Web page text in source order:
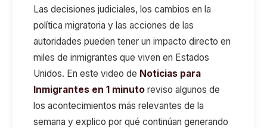
Las decisiones judiciales, los cambios en la
política migratoria y las acciones de las
autoridades pueden tener un impacto directo en
miles de inmigrantes que viven en Estados
Unidos. En este video de Noticias para
Inmigrantes en 1 minuto reviso algunos de
los acontecimientos más relevantes de la
semana y explico por qué continúan generando